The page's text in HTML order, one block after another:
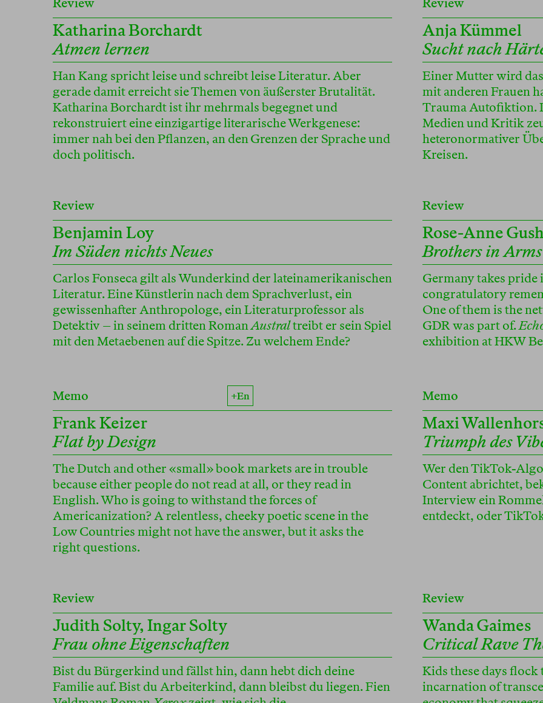
Review
Katharina Borchardt
Atmen lernen
Han Kang spricht leise und schreibt leise Literatur. Aber
gerade damit erreicht sie Themen von äußerster Brutalität.
Katharina Borchardt ist ihr mehrmals begegnet und
rekonstruiert eine einzigartige literarische Werkgenese:
immer nah bei den Pflanzen, an den Grenzen der Sprache und
doch politisch.
Review
Anja Kümmel
Sucht nach
Einer Mutter wird
mit anderen Frauen
Trauma Autofiktion.
Medien und Kritik
heteronormativer
Kreisen.
Review
Benjamin Loy
Im Süden nichts Neues
Carlos Fonseca gilt als Wunderkind der lateinamerikanischen
Literatur. Eine Künstlerin nach dem Sprachverlust, ein
gewissenhafter Anthropologe, ein Literaturprofessor als
Detektiv – in seinem dritten RomanAustraltreibt er sein Spiel
mit den Metaebenen auf die Spitze. Zu welchem Ende?
Review
Rose-Anne
Brothers in Arms
Germany takes
congratulatory
One of them is the
GDR was part of.
exhibition at HKW
Memo +en
Frank Keizer
Flat by Design
The Dutch and other «small» book markets are in trouble
because either people do not read at all, or they read in
English. Who is going to withstand the forces of
Americanization? A relentless, cheeky poetic scene in the
Low Countries might not have the answer, but it asks the
right questions.
Memo
Maxi
Triumph des
Wer den TikTok-
Content abrichtet,
Interview ein
entdeckt, oder
Review
Judith Solty, Ingar Solty
Frau ohne Eigenschaften
Bist du Bürgerkind und fällst hin, dann hebt dich deine
Familie auf. Bist du Arbeiterkind, dann bleibst du liegen. Fien
Review
Wanda Gaimes
Critical Rave
Kids these days flock
incarnation of